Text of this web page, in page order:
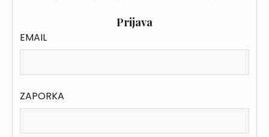
Prijava
EMAIL
ZAPORKA